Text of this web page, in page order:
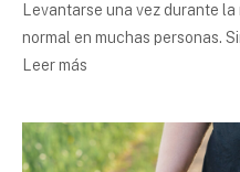
Levantarse una vez durante
normal en muchas personas.
Leer más